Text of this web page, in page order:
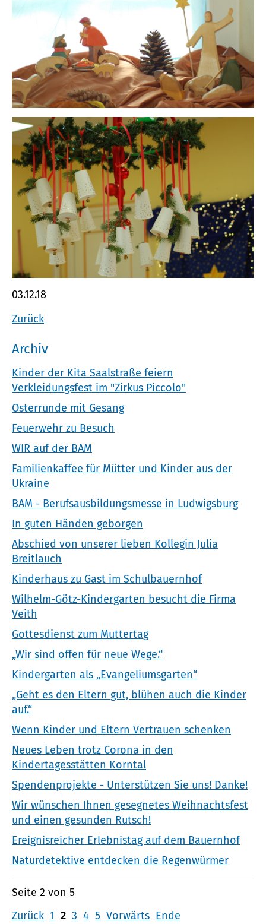
03.12.18
Zurück
Archiv
Kinder der Kita Saalstraße feiern
Verkleidungsfest im "Zirkus Piccolo"
Osterrunde mit Gesang
Feuerwehr zu Besuch
WIR auf der BAM
Familienkaffee für Mütter und Kinder aus der
Ukraine
BAM - Berufsausbildungsmesse in Ludwigsburg
In guten Händen geborgen
Abschied von unserer lieben Kollegin Julia
Breitlauch
Kinderhaus zu Gast im Schulbauernhof
Wilhelm-Götz-Kindergarten besucht die Firma
Veith
Gottesdienst zum Muttertag
„Wir sind offen für neue Wege.“
Kindergarten als „Evangeliumsgarten“
„Geht es den Eltern gut, blühen auch die Kinder
auf.“
Wenn Kinder und Eltern Vertrauen schenken
Neues Leben trotz Corona in den
Kindertagesstätten Korntal
Spendenprojekte - Unterstützen Sie uns! Danke!
Wir wünschen Ihnen gesegnetes Weihnachtsfest
und einen gesunden Rutsch!
Ereignisreicher Erlebnistag auf dem Bauernhof
Naturdetektive entdecken die Regenwürmer
Seite 2 von 5
Zurück 1 2 3 4 5 Vorwärts Ende